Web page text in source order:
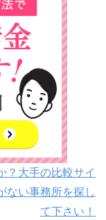
？大手の比較サイ
ない事務所を探し
て下さい！